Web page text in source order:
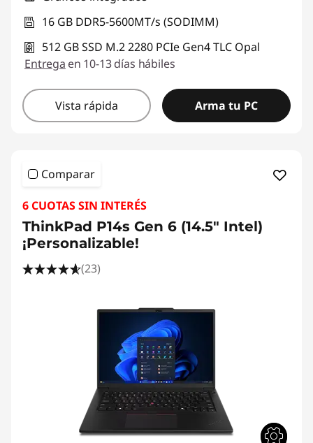
16 GB DDR5-5600MT/s (SODIMM)
512 GB SSD M.2 2280 PCIe Gen4 TLC Opal
Entrega en 10-13 días hábiles
Vista rápida Arma tu PC
Comparar
6 CUOTAS SIN INTERÉS
ThinkPad P14s Gen 6 (14.5" Intel)
¡Personalizable!
(23)